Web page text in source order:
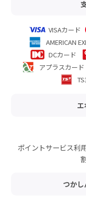
VISAカード
AMERICAN
DCカード
アプラスカード
ポイントサービス利
つか